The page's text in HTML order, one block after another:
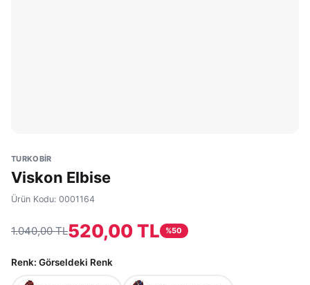
TURKOBİR
Viskon Elbise
Ürün Kodu: 0001164
1.040,00 TL520,00 TL %50
Renk: Görseldeki Renk